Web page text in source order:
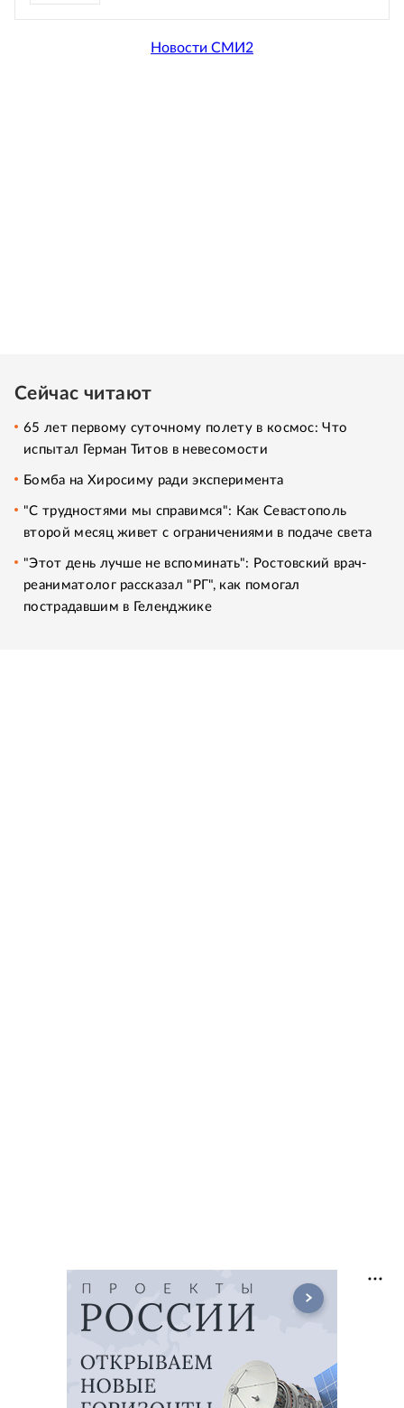
Новости СМИ2
Сейчас читают
65 лет первому суточному полету в космос: Что
испытал Герман Титов в невесомости
Бомба на Хиросиму ради эксперимента
"С трудностями мы справимся": Как Севастополь
второй месяц живет с ограничениями в подаче света
"Этот день лучше не вспоминать": Ростовский врач-
реаниматолог рассказал "РГ", как помогал
пострадавшим в Геленджике